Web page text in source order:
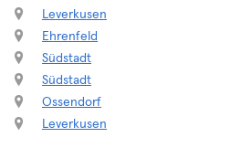
Leverkusen
Ehrenfeld
Südstadt
Südstadt
Ossendorf
Leverkusen